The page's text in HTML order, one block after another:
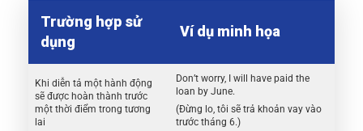
Trường hợp sử
dụng
Ví dụ minh họa
Khi diễn tả một hành động
sẽ được hoàn thành trước
một thời điểm trong tương
lai
Don’t worry, I will have paid the
loan by June.
(Đừng lo, tôi sẽ trả khoản vay vào
trước tháng 6.)